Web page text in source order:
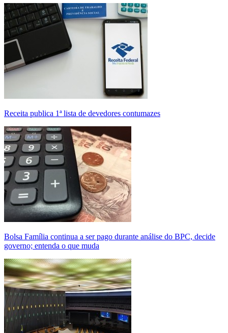
Receita publica 1ª lista de devedores contumazes
Bolsa Família continua a ser pago durante análise do BPC, decide
governo; entenda o que muda